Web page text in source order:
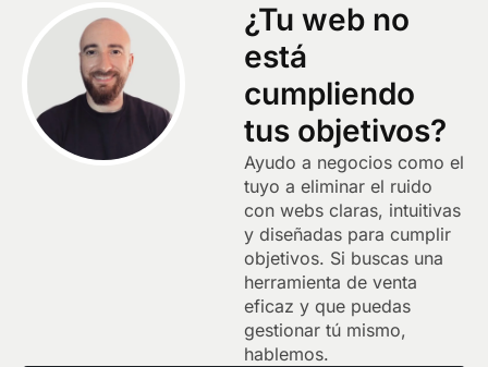
¿Tu web no
está
cumpliendo
tus objetivos?
Ayudo a negocios como el
tuyo a eliminar el ruido
con webs claras, intuitivas
y diseñadas para cumplir
objetivos. Si buscas una
herramienta de venta
eficaz y que puedas
gestionar tú mismo,
hablemos.